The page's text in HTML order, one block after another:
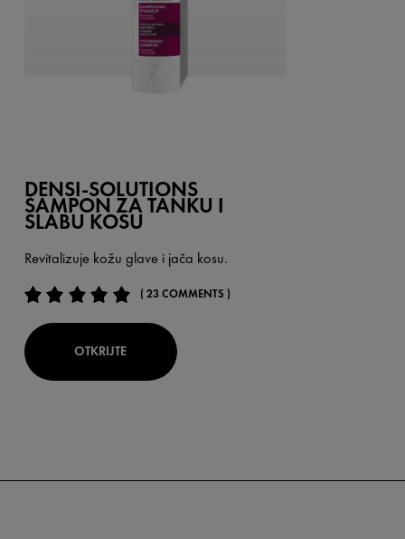
DENSI-SOLUTIONS
ŠAMPON ZA TANKU I
SLABU KOSU
Revitalizuje kožu glave i jača kosu.
( 23 COMMENTS )
OTKRIJTE